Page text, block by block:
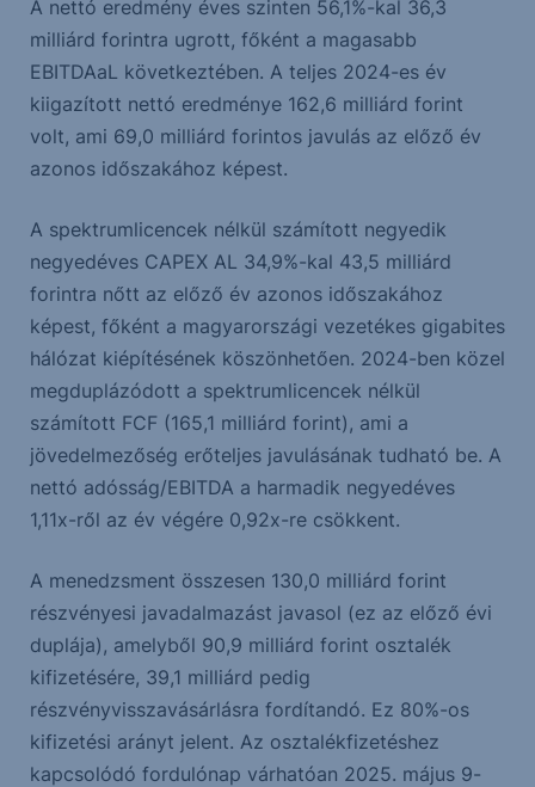
A nettó eredmény éves szinten 56,1%-kal 36,3
milliárd forintra ugrott, főként a magasabb
EBITDAaL következtében. A teljes 2024-es év
kiigazított nettó eredménye 162,6 milliárd forint
volt, ami 69,0 milliárd forintos javulás az előző év
azonos időszakához képest.
A spektrumlicencek nélkül számított negyedik
negyedéves CAPEX AL 34,9%-kal 43,5 milliárd
forintra nőtt az előző év azonos időszakához
képest, főként a magyarországi vezetékes gigabites
hálózat kiépítésének köszönhetően. 2024-ben közel
megduplázódott a spektrumlicencek nélkül
számított FCF (165,1 milliárd forint), ami a
jövedelmezőség erőteljes javulásának tudható be. A
nettó adósság/EBITDA a harmadik negyedéves
1,11x-ről az év végére 0,92x-re csökkent.
A menedzsment összesen 130,0 milliárd forint
részvényesi javadalmazást javasol (ez az előző évi
duplája), amelyből 90,9 milliárd forint osztalék
kifizetésére, 39,1 milliárd pedig
részvényvisszavásárlásra fordítandó. Ez 80%-os
kifizetési arányt jelent. Az osztalékfizetéshez
kapcsolódó fordulónap várhatóan 2025. május 9-